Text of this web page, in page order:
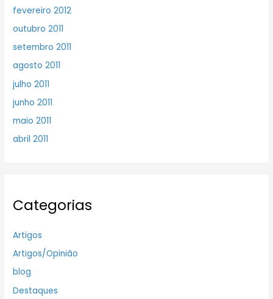
fevereiro 2012
outubro 2011
setembro 2011
agosto 2011
julho 2011
junho 2011
maio 2011
abril 2011
Categorias
Artigos
Artigos/Opinião
blog
Destaques